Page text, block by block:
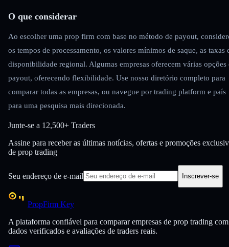
O que considerar
Ao escolher uma prop firm com base no método de payout,
os tempos de processamento, os valores mínimos de saque, as taxas
disponibilidade regional. Algumas empresas oferecem várias opções
payout, oferecendo flexibilidade. Use nosso diretório completo para
comparar todas as empresas, ou navegue por trading platform e país
para uma pesquisa mais direcionada.
Junte-se a 12,500+ Traders
Assine para receber as últimas notícias, ofertas e promoções
de prop trading
Seu endereço de e-mail Inscrever-se
PropFirm Key
A plataforma confiável para comparar empresas de prop trading com
dados verificados e avaliações de traders reais.